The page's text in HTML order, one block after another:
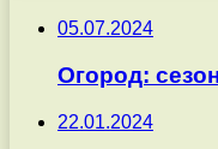
05.07.2024
Огород:
22.01.2024